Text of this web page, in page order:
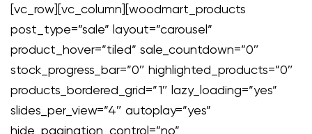
[vc_row][vc_column][woodmart_products
post_type=”sale” layout=”carousel”
product_hover=”tiled” sale_countdown=”0″
stock_progress_bar=”0″ highlighted_products=”0″
products_bordered_grid=”1″ lazy_loading=”yes”
slides_per_view=”4″ autoplay=”yes”
hide_pagination_control=”no”